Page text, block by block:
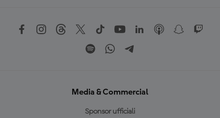
Media & Commercial
Sponsor ufficiali